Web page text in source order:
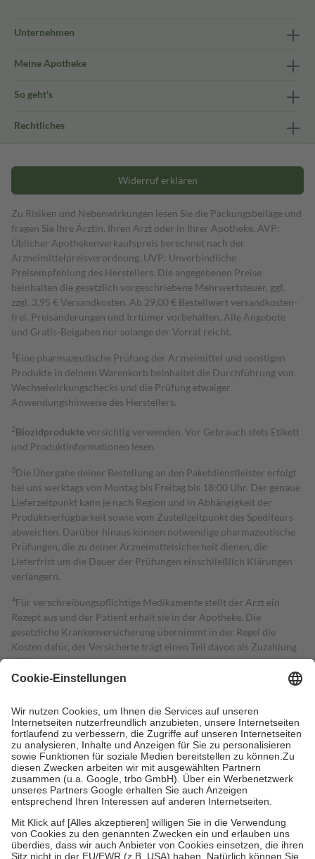
Unternehmen
Meine Apotheke
So geht's
Rechtliches
Widerruf erklären
Zu Risiken und Nebenwirkungen lesen Sie die Packungsbeilage und
fragen Sie Ihre Ärztin, Ihren Arzt oder in Ihrer Apotheke. AVP:
Üblicher Apothekenverkaufspreis berechnet nach der
Arzneimittelpreisverordnung. UVP: Unverbindliche
Preisempfehlung des Herstellers. Die angegebenen Preise
beinhalten die gesetzlich vorgeschriebene Mehrwertsteuer, ggf.
zzgl. 3,95 € Versandkosten. Ab 29,00 € Bestell­wert versand­kosten­
frei. Preisänderungen und Irrtümer vorbehalten. Alle Angebote
und Gratis-Beigaben nur solange der Vorrat reicht.
1 Eine pharmazeutische Prüfung der Arzneimittel und sonstigen
Produkte in deinem Warenkorb beinhaltet die Durchführung von
Wechselwirkungschecks und die Prüfung etwaiger
Anwendungshinweise des Herstellers.
2Biozidproduktevorsichtig verwenden. Vor Gebrauch stets Etikett
und Produktinformationen lesen.
3Die Übergabe deiner Bestellung an den Paketdienstleister erfolgt
bei uns werktags von Montag bis Freitag bis 18:00 Uhr. Der genaue
Lieferzeitpunkt kann je nach Region und in Abhängigkeit der
Produktverfügbarkeit sowie vom Zustellzeitpunkt des Spediteurs
abweichen. Darüber hinaus können notwendige pharmazeutische
Prüfungen, die zu deiner Arzneimittelsicherheit dienen, die
Lieferfrist um die Dauer der Prüfungen einschließlich Klärungen
verlängern.
4Für verschreibungspflichtige Medikamente stellt der Arzt ein
Rezept aus und der Patient erhält sie in der Apotheke. Die
gesetzliche Krankenversicherung übernimmt in der Regel die
Kosten dafür, der Versicherte trägt einen Teil davon als Zuzahlung
mit.
Grundsätzlich leisten Mitglieder Zuzahlungen in Höhe von zehn
höchstens zehn Euro.
Es sind jedoch nie mehr als die tatsächlichen
Kosten der Leistung zu entrichten.
Diese Regeln gelten grundsätzlich auch für Online-Apotheken.
Bei Heilmitteln und häuslicher Krankenpflege beträgt die
Zuzahlung zehn Prozent der Kosten sowie zehn Euro je
Verordnung.
Um das Engagement der Versicherten für ihre eigene Gesundheit zu
stärken und die besondere Stellung der Familie zu unterstützen,
fallenkeine Zuzahlungenan bei:
• Kindern und Jugendlichen bis zum vollendeten 18. Lebensjahr
mit Ausnahme der Fahrkosten